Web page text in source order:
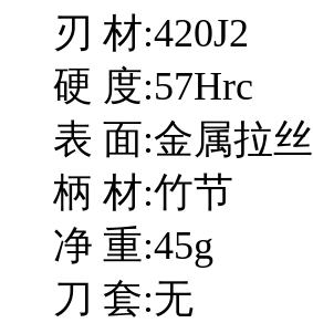
刃 材:420J2
硬 度:57Hrc
表 面:金属拉丝
柄 材:竹节
净 重:45g
刀 套:无